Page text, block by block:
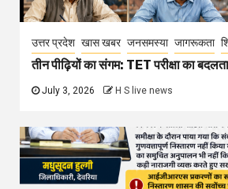
उत्तर प्रदेश खास खबर जनसमस्या जागरूकता
तीन पीढ़ियों का संगम: TET परीक्षा का
July 3, 2026 H S live news